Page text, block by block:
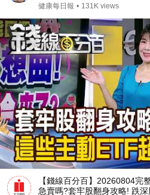
健康每日報 • 131K views
【錢線百分百】20260804完
急賣嗎?套牢股翻身攻略! 跌深